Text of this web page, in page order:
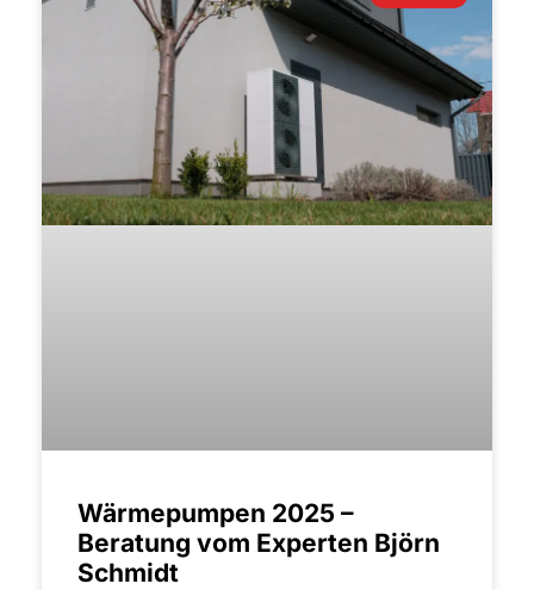
Wärmepumpen 2025 –
Beratung vom Experten Björn
Schmidt